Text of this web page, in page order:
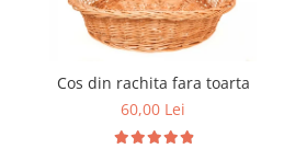
Cos din rachita fara toarta
60,00 Lei